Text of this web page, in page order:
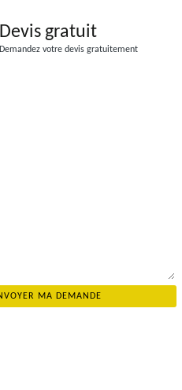
Devis gratuit
Demandez votre devis gratuitement